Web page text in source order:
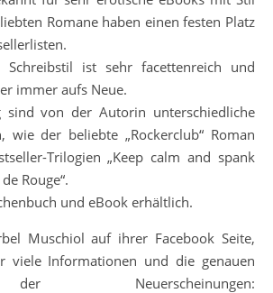
Romane haben einen festen Platz
Schreibstil ist sehr facettenreich und
immer aufs Neue.
sind von der Autorin unterschiedliche
wie der beliebte „Rockerclub“ Roman
Trilogien „Keep calm and spank
Rouge“.
und eBook erhältlich.
Muschiol auf ihrer Facebook Seite,
viele Informationen und die genauen
Neuerscheinungen: